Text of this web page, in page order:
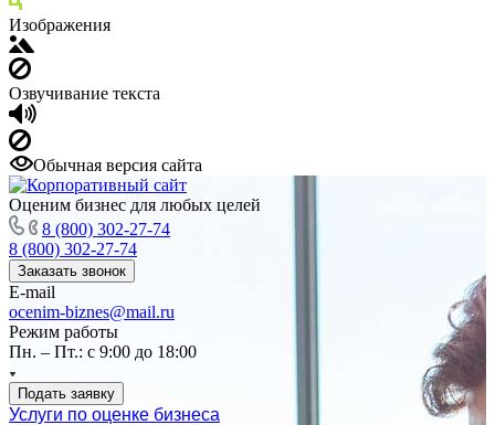
Изображения
Озвучивание текста
Обычная версия сайта
Оценим бизнес для любых целей
8 (800) 302-27-74
8 (800) 302-27-74
Заказать звонок
E-mail
ocenim-biznes@mail.ru
Режим работы
Пн. – Пт.: с 9:00 до 18:00
Подать заявку
Услуги по оценке бизнеса